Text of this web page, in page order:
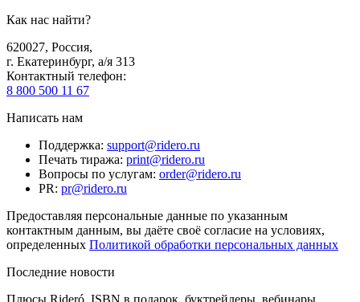
Как нас найти?
620027, Россия,
г. Екатеринбург, а/я 313
Контактный телефон:
8 800 500 11 67
Написать нам
Поддержка: support@ridero.ru
Печать тиража: print@ridero.ru
Вопросы по услугам: order@ridero.ru
PR: pr@ridero.ru
Предоставляя персональные данные по указанным
контактным данным, вы даёте своё согласие на условиях,
определенных Политикой обработки персональных данных
Последние новости
Плюсы Rideró, ISBN в подарок, буктрейлеры, вебинары